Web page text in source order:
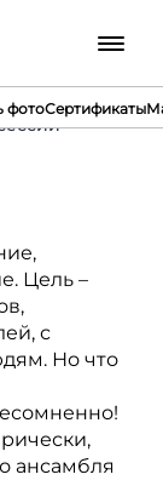
фотоСертификаты
Цель –
с
Но что
ансамбля